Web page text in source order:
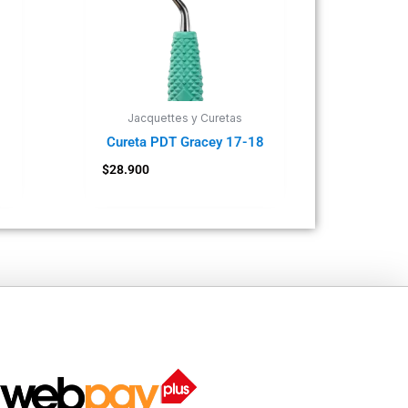
Jacquettes y Curetas
Cureta PDT Gracey 17-18
$28.900